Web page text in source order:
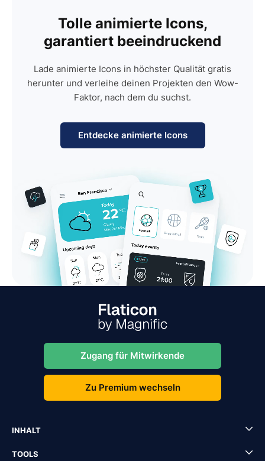
Tolle animierte Icons,
garantiert beeindruckend
Lade animierte Icons in höchster Qualität gratis
herunter und verleihe deinen Projekten den Wow-
Faktor, nach dem du suchst.
Entdecke animierte Icons
Zugang für Mitwirkende
Zu Premium wechseln
INHALT
TOOLS